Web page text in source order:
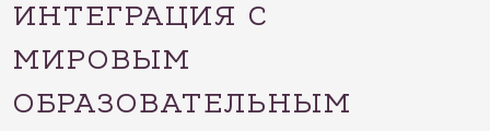
ИНТЕГРАЦИЯ С
МИРОВЫМ
ОБРАЗОВАТЕЛЬНЫМ